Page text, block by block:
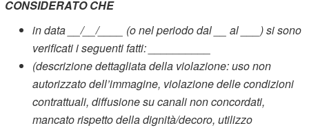
CONSIDERATO CHE
in data __/__/____ (o nel periodo dal __ al ___) si sono
verificati i seguenti fatti: __________
(descrizione dettagliata della violazione: uso non
autorizzato dell’immagine, violazione delle condizioni
contrattuali, diffusione su canali non concordati,
mancato rispetto della dignità/decoro, utilizzo